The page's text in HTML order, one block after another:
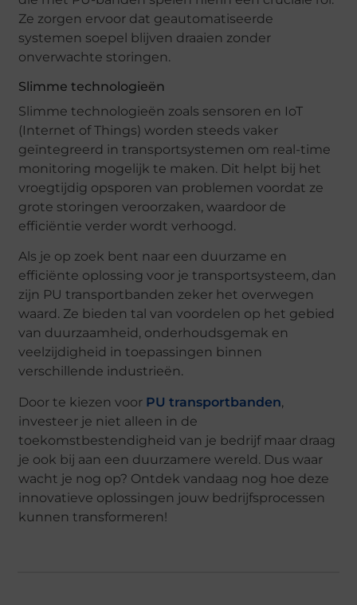
Ze zorgen ervoor dat geautomatiseerde
systemen soepel blijven draaien zonder
onverwachte storingen.
Slimme technologieën
Slimme technologieën zoals sensoren en IoT
(Internet of Things) worden steeds vaker
geïntegreerd in transportsystemen om real-time
monitoring mogelijk te maken. Dit helpt bij het
vroegtijdig opsporen van problemen voordat ze
grote storingen veroorzaken, waardoor de
efficiëntie verder wordt verhoogd.
Als je op zoek bent naar een duurzame en
efficiënte oplossing voor je transportsysteem, dan
zijn PU transportbanden zeker het overwegen
waard. Ze bieden tal van voordelen op het gebied
van duurzaamheid, onderhoudsgemak en
veelzijdigheid in toepassingen binnen
verschillende industrieën.
Door te kiezen voor PU transportbanden,
investeer je niet alleen in de
toekomstbestendigheid van je bedrijf maar draag
je ook bij aan een duurzamere wereld. Dus waar
wacht je nog op? Ontdek vandaag nog hoe deze
innovatieve oplossingen jouw bedrijfsprocessen
kunnen transformeren!